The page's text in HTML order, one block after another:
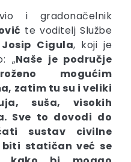
i gradonačelnik
te voditelj Službe
Josip Cigula, koji je
„Naše je područje
mogućim
zatim tu su i veliki
suša, visokih
Sve to dovodi do
sustav civilne
statičan već se